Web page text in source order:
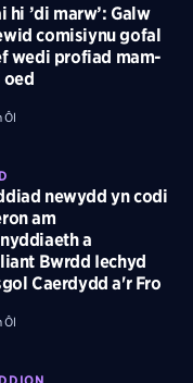
hi ’di marw’: Galw
comisiynu gofal
wedi profiad mam-
Ôl
newydd yn codi
am
a
Bwrdd Iechyd
Caerdydd a'r Fro
Ôl